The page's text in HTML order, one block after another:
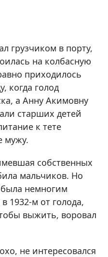
грузчиком в порту,
на колбасную
приходилось
когда голод
а Анну Акимовну
старших детей
к тете
мужу.
собственных
мальчиков. Но
была немногим
1932-м от голода,
выжить, воровал
не интересовался